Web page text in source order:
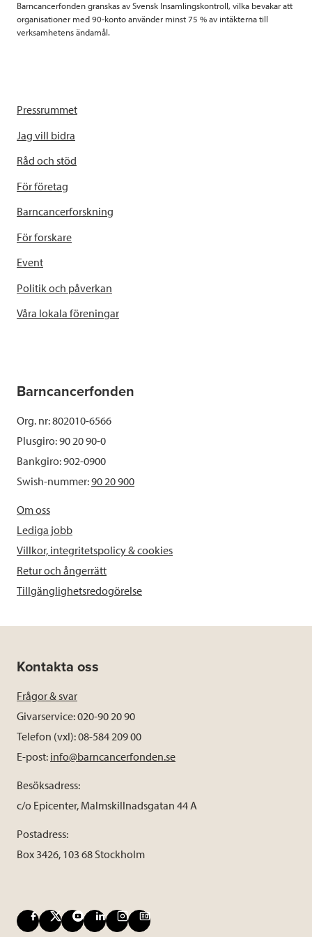
Barncancerfonden granskas av Svensk Insamlingskontroll, vilka bevakar att
organisationer med 90-konto använder minst 75 % av intäkterna till
verksamhetens ändamål.
Pressrummet
Jag vill bidra
Råd och stöd
För företag
Barncancerforskning
För forskare
Event
Politik och påverkan
Våra lokala föreningar
Barncancerfonden
Org. nr: 802010-6566
Plusgiro: 90 20 90-0
Bankgiro: 902-0900
Swish-nummer:90 20 900
Om oss
Lediga jobb
Villkor, integritetspolicy & cookies
Retur och ångerrätt
Tillgänglighetsredogörelse
Kontakta oss
Frågor & svar
Givarservice: 020-90 20 90
Telefon (vxl): 08-584 209 00
E-post: info@barncancerfonden.se
Besöksadress:
c/o Epicenter, Malmskillnadsgatan 44 A
Postadress:
Box 3426, 103 68 Stockholm
F
X
Y
L
I
B